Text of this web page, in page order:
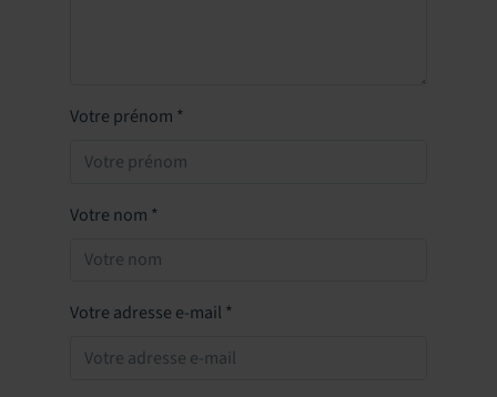
Votre prénom *
Votre nom *
Votre adresse e-mail *